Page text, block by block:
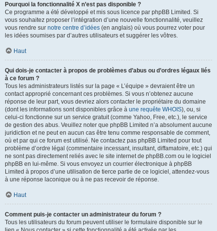
Pourquoi la fonctionnalité X n’est pas disponible ?
Ce programme a été développé et mis sous licence par phpBB Limited. Si
vous souhaitez proposer l’intégration d’une nouvelle fonctionnalité, veuillez
vous rendre sur notre centre d’idées (en anglais) où vous pourrez voter pour
les idées soumises par d’autres utilisateurs et suggérer les vôtres.
Haut
Qui dois-je contacter à propos de problèmes d’abus ou d’ordres légaux liés
à ce forum ?
Tous les administrateurs listés sur la page « L’équipe » devraient être un
contact approprié concernant ces problèmes. Si vous n’obtenez aucune
réponse de leur part, vous devriez alors contacter le propriétaire du domaine
(dont les informations sont disponibles grâce à une requête WHOIS), ou, si
celui-ci fonctionne sur un service gratuit (comme Yahoo, Free, etc.), le service
de gestion des abus. Veuillez noter que phpBB Limited n’a absolument aucune
juridiction et ne peut en aucun cas être tenu comme responsable de comment,
où et par qui ce forum est utilisé. Ne contactez pas phpBB Limited pour tout
problème d’ordre légal (commentaire incessant, insultant, diffamatoire, etc.) qui
ne sont pas directement reliés avec le site internet de phpBB.com ou le logiciel
phpBB en lui-même. Si vous envoyez un courrier électronique à phpBB
Limited à propos d’une utilisation de tierce partie de ce logiciel, attendez-vous
à une réponse laconique ou à ne pas recevoir de réponse.
Haut
Comment puis-je contacter un administrateur du forum ?
Tous les utilisateurs du forum peuvent utiliser le formulaire disponible sur le